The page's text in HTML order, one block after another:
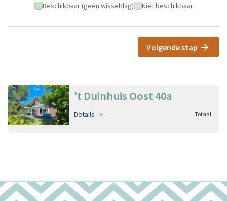
Beschikbaar (geen wisseldag)
Niet beschikbaar
Volgende stap
't Duinhuis Oost 40a
Details Totaal